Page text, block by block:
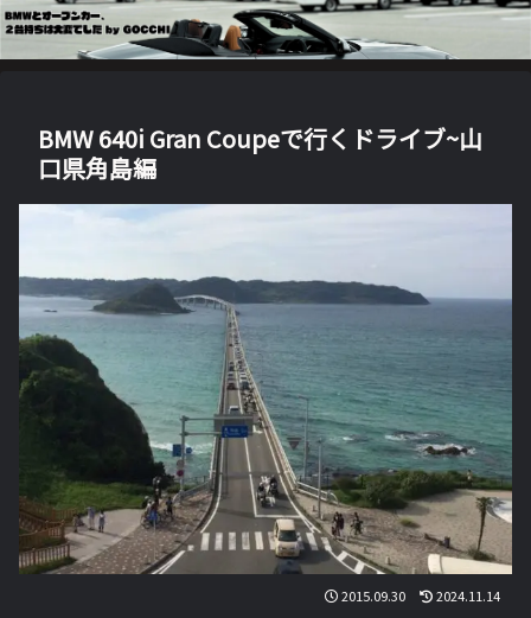
BMW 640i Gran Coupeで行くドライブ~山
口県角島編
2015.09.30 2024.11.14